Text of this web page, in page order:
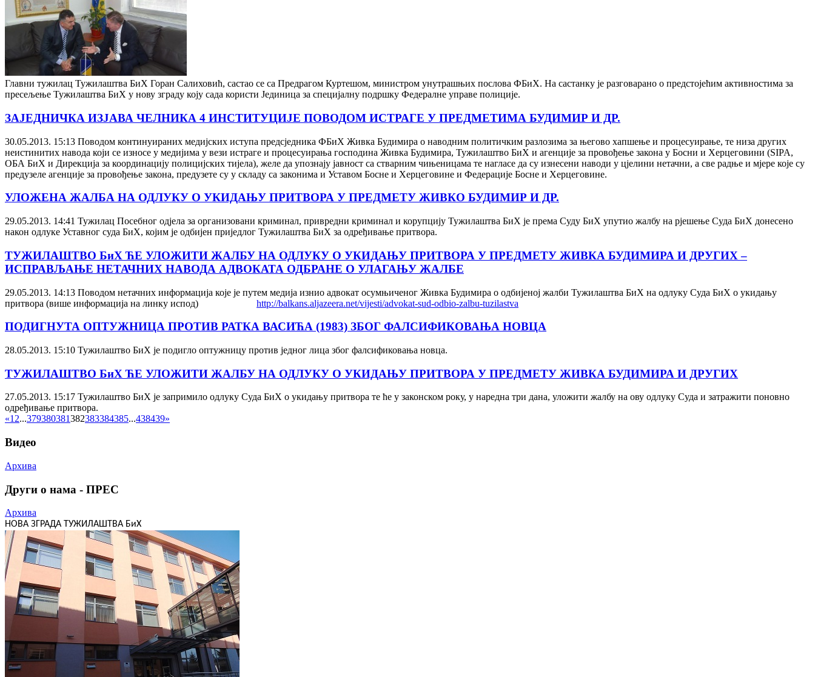
Главни тужилац Тужилаштва БиХ Горан Салиховић, састао се са Предрагом Куртешом, министром унутрашњих послова ФБиХ. На састанку је разговарано о предстојећим активностима за
пресељење Тужилаштва БиХ у нову зграду коју сада користи Јединица за специјалну подршку Федералне управе полиције.
ЗАЈЕДНИЧКА ИЗЈАВА ЧЕЛНИКА 4 ИНСТИТУЦИЈЕ ПОВОДОМ ИСТРАГЕ У ПРЕДМЕТИМА БУДИМИР И ДР.
30.05.2013. 15:13 Поводом континуираних медијских иступа предсједника ФБиХ Живка Будимира о наводним политичким разлозима за његово хапшење и процесуирање, те низа других
неистинитих навода који се износе у медијима у вези истраге и процесуирања господина Живка Будимира, Тужилаштво БиХ и агенције за провођење закона у Босни и Херцеговини (SIPA,
ОБА БиХ и Дирекција за координацију полицијских тијела), желе да упознају јавност са стварним чињеницама те нагласе да су изнесени наводи у цјелини нетачни, а све радње и мјере које су
предузеле агенције за провођење закона, предузете су у складу са законима и Уставом Босне и Херцеговине и Федерације Босне и Херцеговине.
УЛОЖЕНА ЖАЛБА НА ОДЛУКУ О УКИДАЊУ ПРИТВОРА У ПРЕДМЕТУ ЖИВКО БУДИМИР И ДР.
29.05.2013. 14:41 Тужилац Посебног одјела за организовани криминал, привредни криминал и корупцију Тужилаштва БиХ је према Суду БиХ упутио жалбу на рјешење Суда БиХ донесено
након одлуке Уставног суда БиХ, којим је одбијен приједлог Тужилаштва БиХ за одређивање притвора.
ТУЖИЛАШТВО БиХ ЋЕ УЛОЖИТИ ЖАЛБУ НА ОДЛУКУ О УКИДАЊУ ПРИТВОРА У ПРЕДМЕТУ ЖИВКА БУДИМИРА И ДРУГИХ –
ИСПРАВЉАЊЕ НЕТАЧНИХ НАВОДА АДВОКАТА ОДБРАНЕ О УЛАГАЊУ ЖАЛБЕ
29.05.2013. 14:13 Поводом нетачних информација које је путем медија изнио адвокат осумњиченог Живка Будимира о одбијеној жалби Тужилаштва БиХ на одлуку Суда БиХ о укидању
притвора (више информација на линку испод) http://balkans.aljazeera.net/vijesti/advokat-sud-odbio-zalbu-tuzilastva
ПОДИГНУТА ОПТУЖНИЦА ПРОТИВ РАТКА ВАСИЋА (1983) ЗБОГ ФАЛСИФИКОВАЊА НОВЦА
28.05.2013. 15:10 Тужилаштво БиХ је подигло оптужницу против једног лица због фалсификовања новца.
ТУЖИЛАШТВО БиХ ЋЕ УЛОЖИТИ ЖАЛБУ НА ОДЛУКУ О УКИДАЊУ ПРИТВОРА У ПРЕДМЕТУ ЖИВКА БУДИМИРА И ДРУГИХ
27.05.2013. 15:17 Тужилаштво БиХ је запримило одлуку Суда БиХ о укидању притвора те ће у законском року, у наредна три дана, уложити жалбу на ову одлуку Суда и затражити поновно
одређивање притвора.
«12...379380381382383384385...438439»
Видео
Архива
Други о нама - ПРЕС
Архива
НОВА ЗГРАДА ТУЖИЛАШТВА БиХ